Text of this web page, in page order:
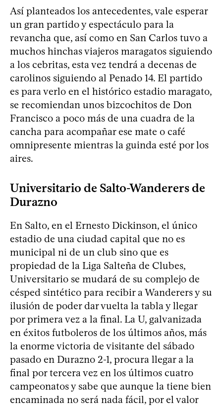
Así planteados los antecedentes, vale esperar
un gran partido y espectáculo para la
revancha que, así como en San Carlos tuvo a
muchos hinchas viajeros maragatos siguiendo
a los cebritas, esta vez tendrá a decenas de
carolinos siguiendo al Penado 14. El partido
es para verlo en el histórico estadio maragato,
se recomiendan unos bizcochitos de Don
Francisco a poco más de una cuadra de la
cancha para acompañar ese mate o café
omnipresente mientras la guinda esté por los
aires.
Universitario de Salto-Wanderers de
Durazno
En Salto, en el Ernesto Dickinson, el único
estadio de una ciudad capital que no es
municipal ni de un club sino que es
propiedad de la Liga Salteña de Clubes,
Universitario se mudará de su complejo de
césped sintético para recibir a Wanderers y su
ilusión de poder dar vuelta la tabla y llegar
por primera vez a la final. La U, galvanizada
en éxitos futboleros de los últimos años, más
la enorme victoria de visitante del sábado
pasado en Durazno 2-1, procura llegar a la
final por tercera vez en los últimos cuatro
campeonatos y sabe que aunque la tiene bien
encaminada no será nada fácil, por el valor